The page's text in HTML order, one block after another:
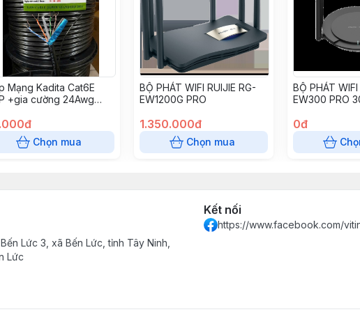
Mạng Kadita Cat6E
+gia cường 24Awg
Chọn mua
BỘ PHÁT WIFI RUIJIE RG-
EW1200G PRO
1.350.000đ
Chọn mua
BỘ PHÁT WIFI
EW300 PRO
0đ
Lức 3, xã Bến Lức, tỉnh Tây Ninh,
Lức
Kết nối
https://www.facebook.com/